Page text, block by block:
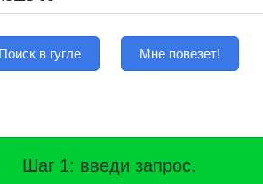
Поиск в гугле Мне повезет!
Шаг 1: введи запрос.